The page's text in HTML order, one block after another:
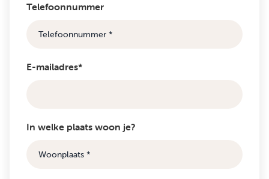
Telefoonnummer
E-mailadres*
In welke plaats woon je?